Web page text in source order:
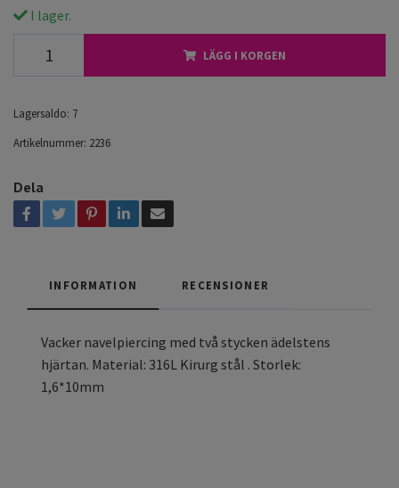
I lager.
LÄGG I KORGEN
Lagersaldo: 7
Artikelnummer: 2236
Dela
INFORMATION RECENSIONER
Vacker navelpiercing med två stycken ädelstens
hjärtan. Material: 316L Kirurg stål . Storlek:
1,6*10mm